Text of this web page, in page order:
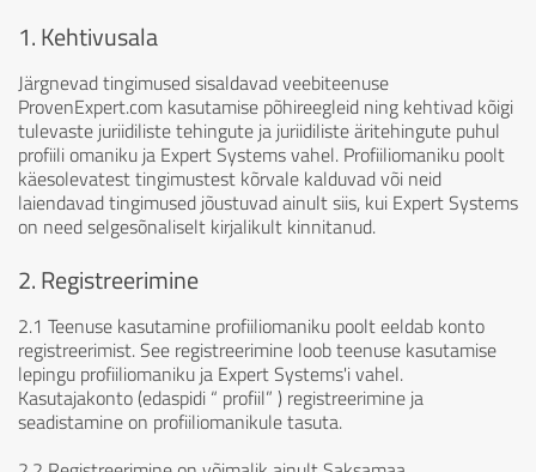
1. Kehtivusala
Järgnevad tingimused sisaldavad veebiteenuse
ProvenExpert.com kasutamise põhireegleid ning kehtivad kõigi
tulevaste juriidiliste tehingute ja juriidiliste äritehingute puhul
profiili omaniku ja Expert Systems vahel. Profiiliomaniku poolt
käesolevatest tingimustest kõrvale kalduvad või neid
laiendavad tingimused jõustuvad ainult siis, kui Expert Systems
on need selgesõnaliselt kirjalikult kinnitanud.
2. Registreerimine
2.1 Teenuse kasutamine profiiliomaniku poolt eeldab konto
registreerimist. See registreerimine loob teenuse kasutamise
lepingu profiiliomaniku ja Expert Systems'i vahel.
Kasutajakonto (edaspidi “ profiil” ) registreerimine ja
seadistamine on profiiliomanikule tasuta.